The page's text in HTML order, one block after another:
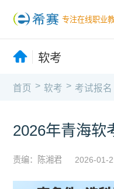
专注在线职业
软考
首页 > 软考 > 考试报名
2026年青海软
责编：陈湘君 2026-01-